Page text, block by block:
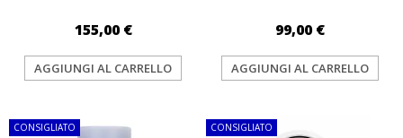
155,00 €
AGGIUNGI AL CARRELLO
99,00 €
AGGIUNGI AL CARRELLO
CONSIGLIATO
CONSIGLIATO